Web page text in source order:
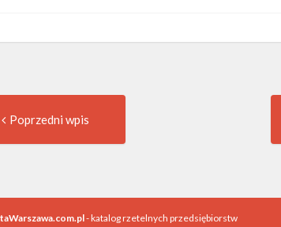
Poprzedni wpis
- katalog rzetelnych przedsiębiorstw